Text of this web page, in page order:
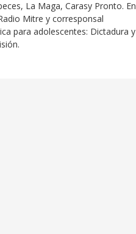
, La Maga, Carasy Pronto. En
Mitre y corresponsal
para adolescentes: Dictadura y